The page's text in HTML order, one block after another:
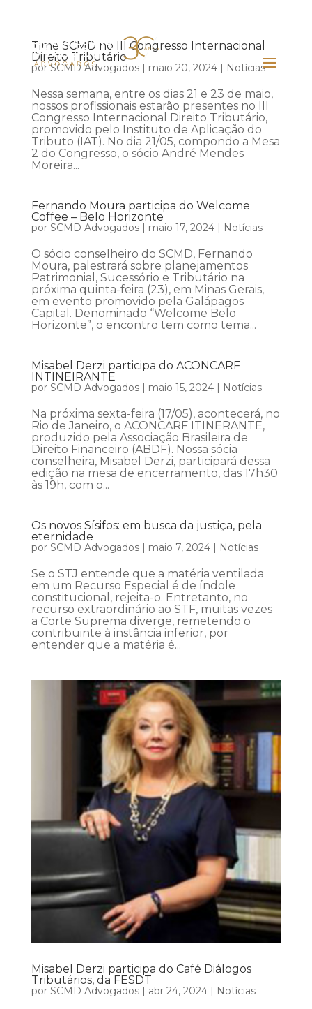
Time SCMD no III Congresso Internacional
Direito Tributário
porSCMD Advogados| maio 20, 2024| Notícias
Nessa semana, entre os dias 21 e 23 de maio,
nossos profissionais estarão presentes no III
Congresso Internacional Direito Tributário,
promovido pelo Instituto de Aplicação do
Tributo (IAT). No dia 21/05, compondo a Mesa
2 do Congresso, o sócio André Mendes
Moreira...
Fernando Moura participa do Welcome
Coffee – Belo Horizonte
por SCMD Advogados| maio 17, 2024| Notícias
O sócio conselheiro do SCMD, Fernando
Moura, palestrará sobre planejamentos
Patrimonial, Sucessório e Tributário na
próxima quinta-feira (23), em Minas Gerais,
em evento promovido pela Galápagos
Capital. Denominado “Welcome Belo
Horizonte”, o encontro tem como tema...
Misabel Derzi participa do ACONCARF
INTINEIRANTE
por SCMD Advogados| maio 15, 2024| Notícias
Na próxima sexta-feira (17/05), acontecerá, no
Rio de Janeiro, o ACONCARF ITINERANTE,
produzido pela Associação Brasileira de
Direito Financeiro (ABDF). Nossa sócia
conselheira, Misabel Derzi, participará dessa
edição na mesa de encerramento, das 17h30
às 19h, com o...
Os novos Sísifos: em busca da justiça, pela
eternidade
por SCMD Advogados| maio 7, 2024| Notícias
Se o STJ entende que a matéria ventilada
em um Recurso Especial é de índole
constitucional, rejeita-o. Entretanto, no
recurso extraordinário ao STF, muitas vezes
a Corte Suprema diverge, remetendo o
contribuinte à instância inferior, por
entender que a matéria é...
Misabel Derzi participa do Café Diálogos
Tributários, da FESDT
por SCMD Advogados| abr 24, 2024| Notícias